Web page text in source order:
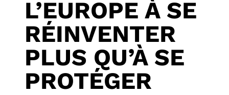
L’EUROPE À SE
RÉINVENTER
PLUS QU’À SE
PROTÉGER